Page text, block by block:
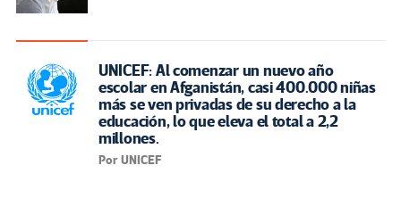
UNICEF: Al comenzar un nuevo año
escolar en Afganistán, casi 400.000 niñas
más se ven privadas de su derecho a la
educación, lo que eleva el total a 2,2
millones.
Por UNICEF